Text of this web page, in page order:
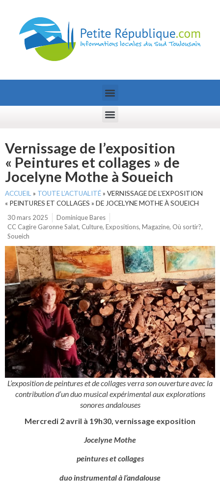
Vernissage de l’exposition
« Peintures et collages » de
Jocelyne Mothe à Soueich
ACCUEIL » TOUTE L’ACTUALITÉ» VERNISSAGE DE L’EXPOSITION
« PEINTURES ET COLLAGES » DE JOCELYNE MOTHE À SOUEICH
30 mars 2025
Dominique Bares
CC Cagire Garonne Salat, Culture, Expositions, Magazine, Où sortir?,
Soueich
L’exposition de peintures et de collages verra son ouverture avec la
contribution d’un duo musical expérimental aux explorations
sonores andalouses
Mercredi 2 avril à 19h30, vernissage exposition
Jocelyne Mothe
peintures et collages
duo instrumental à l’andalouse